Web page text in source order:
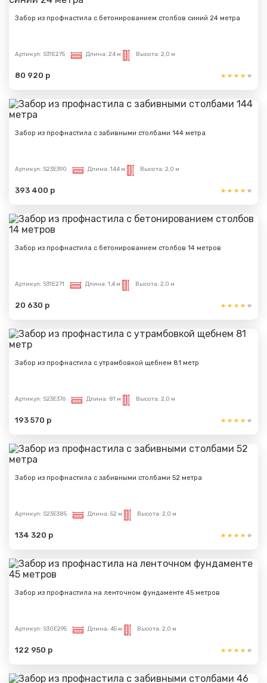
Забор из профнастила с бетонированием столбов синий 24 метра
Артикул: S31E275 Длина: 24 м Высота: 2,0 м
80 920 р
Забор из профнастила с забивными столбами 144 метра
Артикул: S23E390 Длина: 144 м Высота: 2,0 м
393 400 р
Забор из профнастила с бетонированием столбов 14 метров
Артикул: S31E271 Длина: 1,4 м Высота: 2,0 м
20 630 р
Забор из профнастила с утрамбовкой щебнем 81 метр
Артикул: S23E376 Длина: 81 м Высота: 2,0 м
193 570 р
Забор из профнастила с забивными столбами 52 метра
Артикул: S23E385 Длина: 52 м Высота: 2,0 м
134 320 р
Забор из профнастила на ленточном фундаменте 45 метров
Артикул: S30E295 Длина: 45 м Высота: 2,0 м
122 950 р